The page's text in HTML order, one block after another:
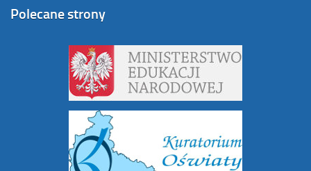
Polecane strony